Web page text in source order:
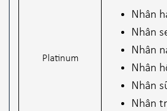
Platinum
Nhân
Nhân
Nhân
Nhân
Nhân
Nhân